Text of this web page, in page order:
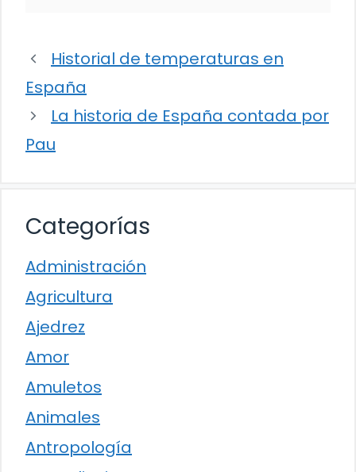
Historial de temperaturas en
España
La historia de España contada por
Pau
Categorías
Administración
Agricultura
Ajedrez
Amor
Amuletos
Animales
Antropología